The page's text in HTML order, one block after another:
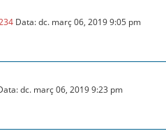
Data: dc. març 06, 2019 9:05 pm
dc. març 06, 2019 9:23 pm